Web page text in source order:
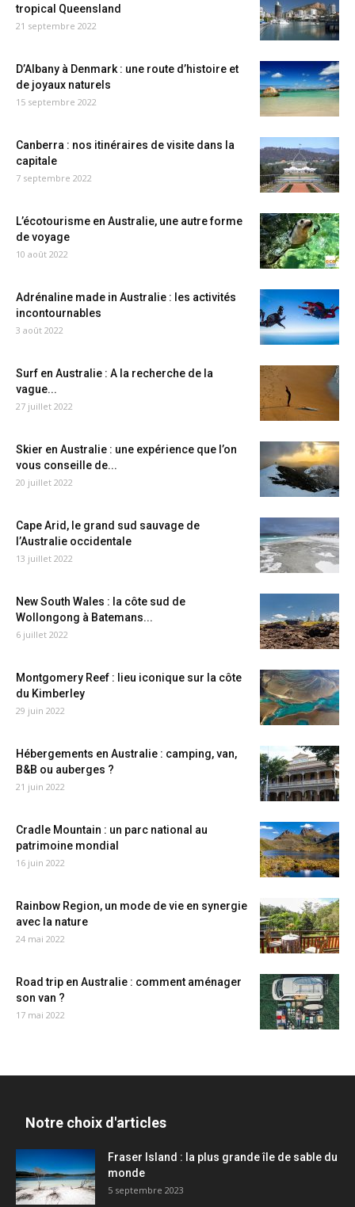
tropical Queensland
21 septembre 2022
D’Albany à Denmark : une route d’histoire et
de joyaux naturels
15 septembre 2022
Canberra : nos itinéraires de visite dans la
capitale
7 septembre 2022
L’écotourisme en Australie, une autre forme
de voyage
10 août 2022
Adrénaline made in Australie : les activités
incontournables
3 août 2022
Surf en Australie : A la recherche de la
vague...
27 juillet 2022
Skier en Australie : une expérience que l’on
vous conseille de...
20 juillet 2022
Cape Arid, le grand sud sauvage de
l’Australie occidentale
13 juillet 2022
New South Wales : la côte sud de
Wollongong à Batemans...
6 juillet 2022
Montgomery Reef : lieu iconique sur la côte
du Kimberley
29 juin 2022
Hébergements en Australie : camping, van,
B&B ou auberges ?
21 juin 2022
Cradle Mountain : un parc national au
patrimoine mondial
16 juin 2022
Rainbow Region, un mode de vie en synergie
avec la nature
24 mai 2022
Road trip en Australie : comment aménager
son van ?
17 mai 2022
Notre choix d'articles
Fraser Island : la plus grande île de sable du
monde
5 septembre 2023